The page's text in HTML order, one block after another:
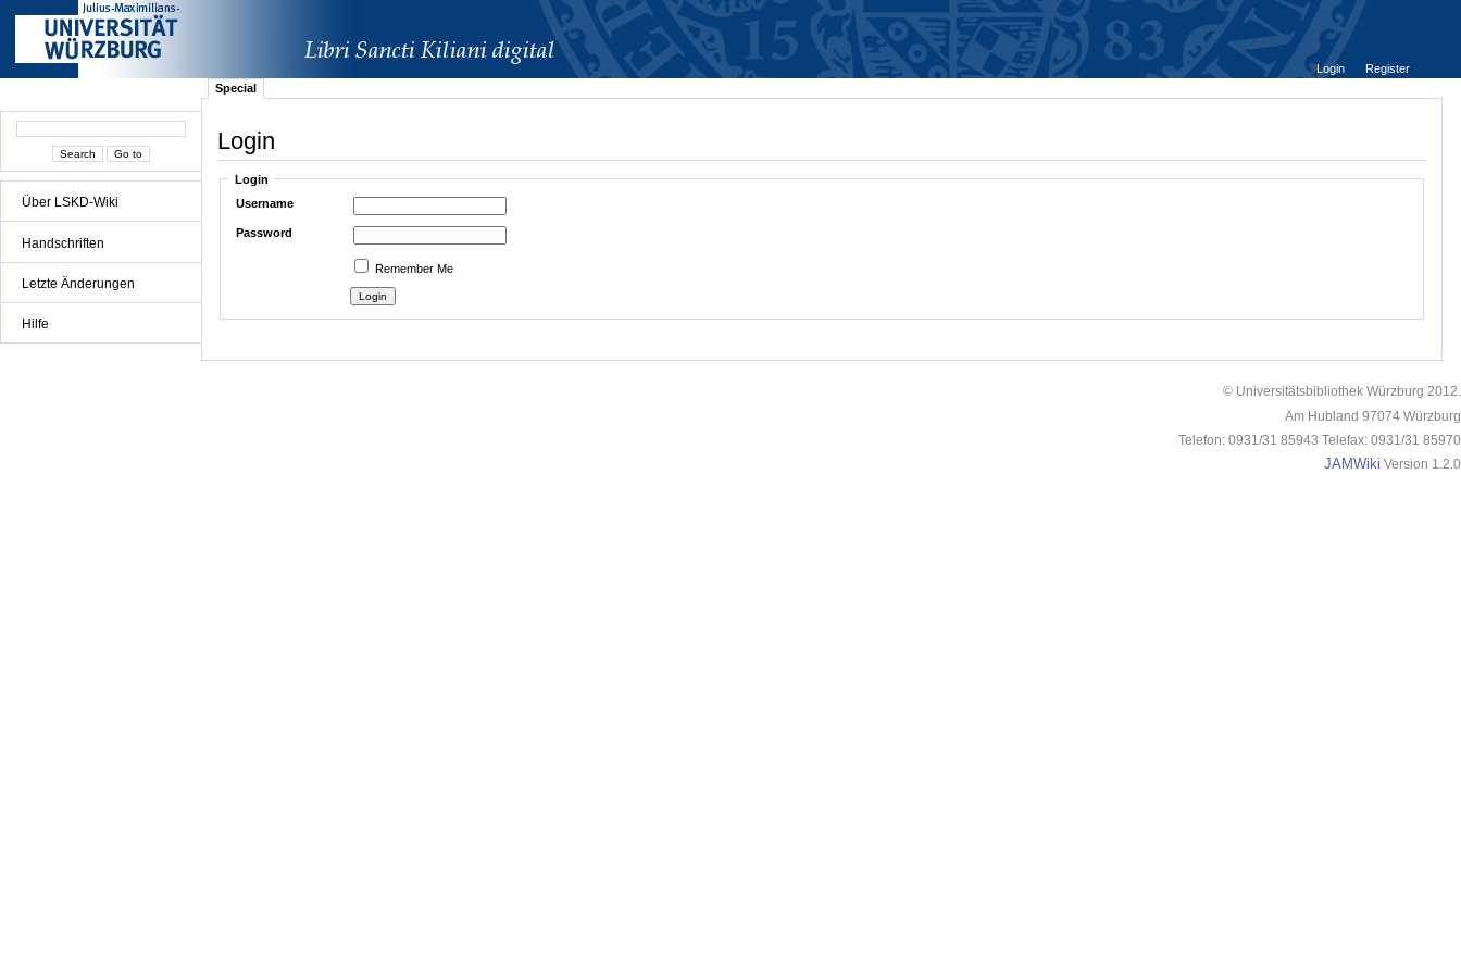
Über LSKD-Wiki
Handschriften
Letzte Änderungen
Hilfe
Login
Register
Special
Login
Login
Username
Password
Remember Me
© Universitätsbibliothek Würzburg 2012.
Am Hubland 97074 Würzburg
Telefon: 0931/31 85943 Telefax: 0931/31 85970
JAMWiki Version 1.2.0